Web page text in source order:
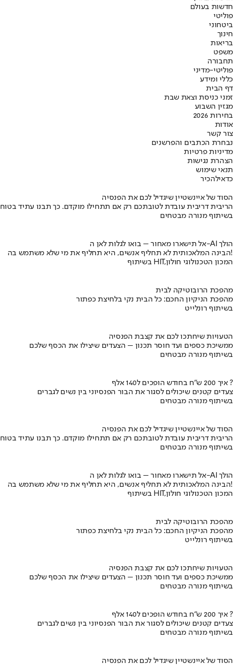
חדשות בעולם
פוליטי
ביטחוני
חינוך
בריאות
משפט
תחבורה
פוליטי-מדיני
כללי ומידע
דף הבית
זמני כניסת וצאת שבת
מגזין השבוע
בחירות 2026
אודות
צור קשר
נבחרת הכתבים והפרשנים
מדיניות פרטיות
הצהרת נגישות
תנאי שימוש
כדאילהכיר
הסוד של איינשטיין שיגדיל לכם את הפנסיה
הריבית דריבית עובדת לטובתכם רק אם תתחילו מוקדם. כך תבנו עתיד בטוח
בשיתוף מנורה מבטחים
אל תישארו מאחור – בואו לגלות לאן ה-AI הולך
הבינה המלאכותית לא תחליף אנשים, היא תחליף את מי שלא משתמש בה!
בשיתוף HIT,המכון הטכנולוגי חולון
מהפכת הרובוטיקה לבית
מהפכת הניקיון החכם: כל הבית נקי בלחיצת כפתור
בשיתוף רונלייט
הטעויות שיחתכו לכם את קצבת הפנסיה
ממשיכת כספים ועד חוסר תכנון – הצעדים שיצילו את הכסף שלכם
בשיתוף מנורה מבטחים
איך 200 ש"ח בחודש הופכים ל140 אלף ?
צעדים קטנים שיכולים לסגור את הבור הפנסיוני בין נשים לגברים
בשיתוף מנורה מבטחים
הסוד של איינשטיין שיגדיל לכם את הפנסיה
הריבית דריבית עובדת לטובתכם רק אם תתחילו מוקדם. כך תבנו עתיד בטוח
בשיתוף מנורה מבטחים
אל תישארו מאחור – בואו לגלות לאן ה-AI הולך
הבינה המלאכותית לא תחליף אנשים, היא תחליף את מי שלא משתמש בה!
בשיתוף HIT,המכון הטכנולוגי חולון
מהפכת הרובוטיקה לבית
מהפכת הניקיון החכם: כל הבית נקי בלחיצת כפתור
בשיתוף רונלייט
הטעויות שיחתכו לכם את קצבת הפנסיה
ממשיכת כספים ועד חוסר תכנון – הצעדים שיצילו את הכסף שלכם
בשיתוף מנורה מבטחים
איך 200 ש"ח בחודש הופכים ל140 אלף ?
צעדים קטנים שיכולים לסגור את הבור הפנסיוני בין נשים לגברים
בשיתוף מנורה מבטחים
הסוד של איינשטיין שיגדיל לכם את הפנסיה